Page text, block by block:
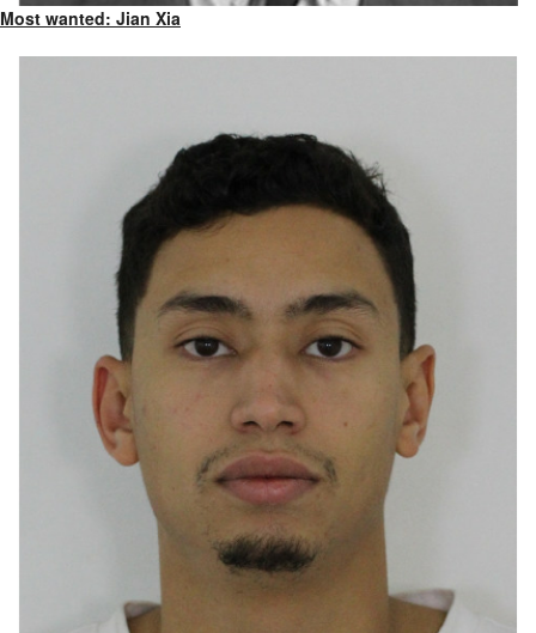
Most wanted: Jian Xia